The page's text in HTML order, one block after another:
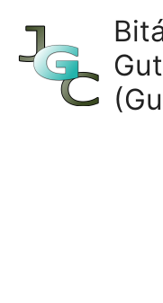
contenido